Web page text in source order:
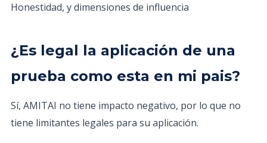
Honestidad, y dimensiones de influencia
¿Es legal la aplicación de una
prueba como esta en mi pais?
Sí, AMITAI no tiene impacto negativo, por lo que no
tiene limitantes legales para su aplicación.